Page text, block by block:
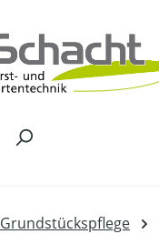
Grundstückspflege